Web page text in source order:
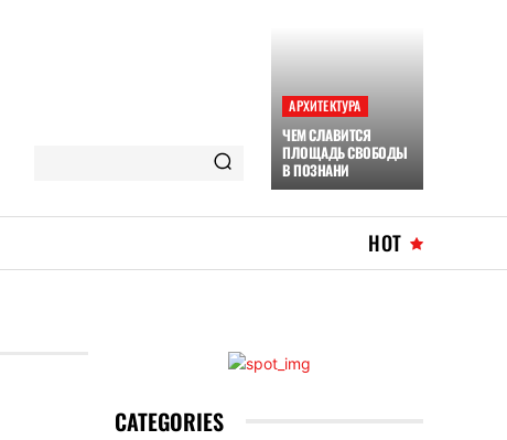
АРХИТЕКТУРА
ЧЕМ СЛАВИТСЯ
ПЛОЩАДЬ СВОБОДЫ
В ПОЗНАНИ
HOT
CATEGORIES